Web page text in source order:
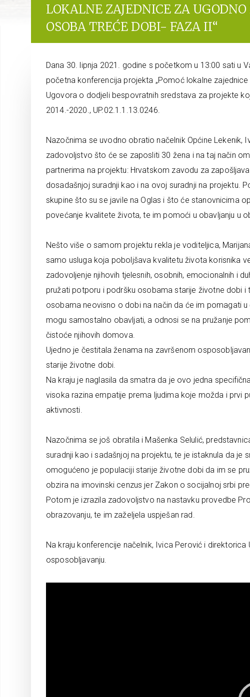
LOKALNE ZAJEDNICE ZA UGODNO
OSOBA TREĆE DOBI- FAZA II“
Dana 30. lipnja 2021. godine s početkom u 13:00 sati u
početna konferencija projekta „Pomoć lokalne
Ugovora o dodjeli bespovratnih sredstava za projekte
2014.-2020., UP.02.1.1.13.0246.
Nazočnima se uvodno obratio načelnik Općine
zadovoljstvo što će se zaposliti 30 žena i na taj način
partnerima na projektu: Hrvatskom zavodu za
dosadašnjoj suradnji kao i na ovoj suradnji na projektu.
skupine što su se javile na Oglas i što će stanovnicima
povećanje kvalitete života, te im pomoći u obavljanju u
Nešto više o samom projektu rekla je voditeljica,
samo usluga koja poboljšava kvalitetu života korisnika
zadovoljenje njihovih tjelesnih, osobnih, emocionalnih i
pružati potporu i podršku osobama starije životne dobi
osobama neovisno o dobi na način da će im pomagati
mogu samostalno obavljati, a odnosi se na pružanje
čistoće njihovih domova.
Ujedno je čestitala ženama na završenom
starije životne dobi.
Na kraju je naglasila da smatra da je ovo jedna
visoka razina empatije prema ljudima koje možda i prvi
aktivnosti.
Nazočnima se još obratila i Mašenka Selulić,
suradnji kao i sadašnjoj na projektu, te je istaknula da
omogućeno je populaciji starije životne dobi da im se
obzira na imovinski cenzus jer Zakon o socijalnoj srbi
Potom je izrazila zadovoljstvo na nastavku provedbe
obrazovanju, te im zaželjela uspješan rad.
Na kraju konferencije načelnik, Ivica Perović i direktorica
osposobljavanju.